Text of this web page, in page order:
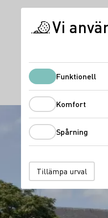
Vi
Funktionell
Komfort
Spårning
Tillämpa urval